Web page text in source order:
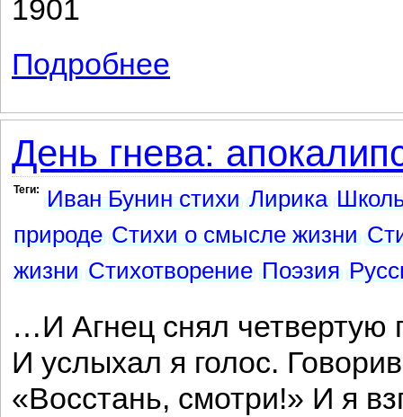
1901
Подробнее
День гнева:
Теги: Иван Бунин стихи Лирика
природе Стихи о смысле жизни
жизни Стихотворение Поэзия
…И Агнец снял четвертую
И услыхал я голос.
«Восстань, смотри!» И я